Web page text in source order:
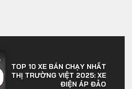
TOP 10 XE BÁN CHẠY NHẤT
THỊ TRƯỜNG VIỆT 2025: XE
ĐIỆN ÁP ĐẢO